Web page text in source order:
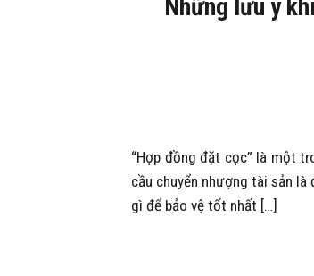
Những lưu ý
“Hợp đồng đặt cọc” là một
cầu chuyển nhượng tài sản
gì để bảo vệ tốt nhất […]